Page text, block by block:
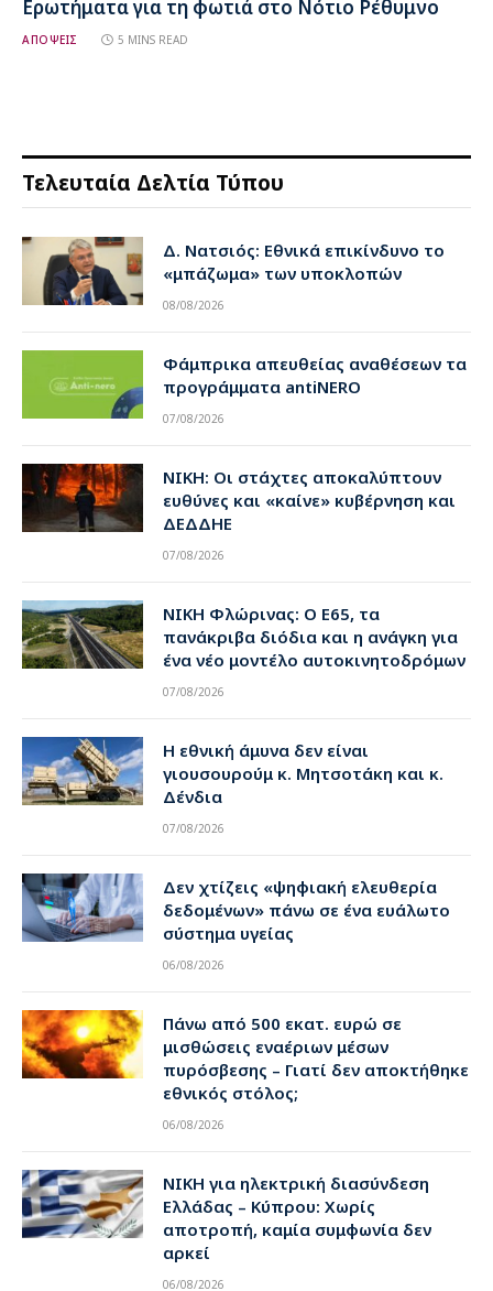
Ερωτήματα για τη φωτιά στο Νότιο Ρέθυμνο
ΑΠΟΨΕΙΣ 5 MINS READ
Τελευταία Δελτία Τύπου
Δ. Νατσιός: Εθνικά επικίνδυνο το
«μπάζωμα» των υποκλοπών
08/08/2026
Φάμπρικα απευθείας αναθέσεων τα
προγράμματα antiNERO
07/08/2026
ΝΙΚΗ: Οι στάχτες αποκαλύπτουν
ευθύνες και «καίνε» κυβέρνηση και
ΔΕΔΔΗΕ
07/08/2026
ΝΙΚΗ Φλώρινας: Ο Ε65, τα
πανάκριβα διόδια και η ανάγκη για
ένα νέο μοντέλο αυτοκινητοδρόμων
07/08/2026
Η εθνική άμυνα δεν είναι
γιουσουρούμ κ. Μητσοτάκη και κ.
Δένδια
07/08/2026
Δεν χτίζεις «ψηφιακή ελευθερία
δεδομένων» πάνω σε ένα ευάλωτο
σύστημα υγείας
06/08/2026
Πάνω από 500 εκατ. ευρώ σε
μισθώσεις εναέριων μέσων
πυρόσβεσης – Γιατί δεν αποκτήθηκε
εθνικός στόλος;
06/08/2026
ΝΙΚΗ για ηλεκτρική διασύνδεση
Ελλάδας – Κύπρου: Χωρίς
αποτροπή, καμία συμφωνία δεν
αρκεί
06/08/2026